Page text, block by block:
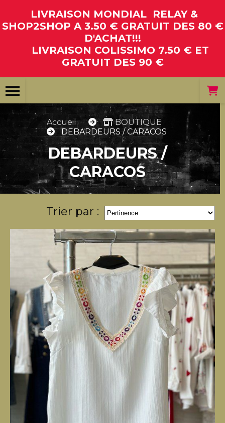
LIVRAISON MONDIAL RELAY &
SHOP2SHOP A 3.50 € GRATUIT DES 80 €
D'ACHAT!!!
LIVRAISON COLISSIMO 7.50 € ET
GRATUIT DES 90 €
Accueil
BOUTIQUE
DEBARDEURS / CARACOS
DEBARDEURS /
CARACOS
Trier par :